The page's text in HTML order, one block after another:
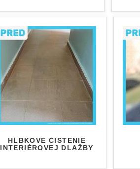
HĹBKOVÉ ČISTENIE
INTERIÉROVEJ DLAŽBY